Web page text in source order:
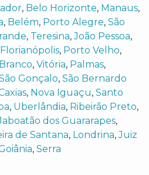
, Belo Horizonte, Manaus,
, Belém, Porto Alegre, São
, Teresina,João Pessoa,
Florianópolis, Porto Velho,
, Vitória, Palmas,
Gonçalo, São Bernardo
, Nova Iguaçu, Santo
, Uberlândia, Ribeirão Preto,
dos Guararapes,
de Santana, Londrina,Juiz
, Serra